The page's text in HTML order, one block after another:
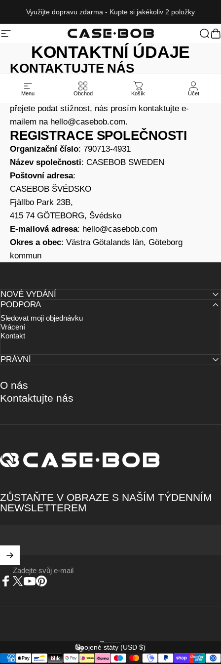
Využijte dopravu zdarma - Kupte si jakékoliv 2 položky
Navigace na webuCASE·BOB
Menu Obchod Košík Účet
KONTAKTNÍ ÚDAJE
KONTAKTUJTE NÁS
Pro více informací o našich zásadách ochrany
soukromí, pokud máte nějaké dotazy, nebo pokud si
přejete podat stížnost, nás prosím kontaktujte e-
mailem na hello@casebob.com.
REGISTRACE SPOLEČNOSTI
Organizační číslo: 790713-4931
Název společnosti: CASEBOB SWEDEN
Poštovní adresa:
CASEBOB ŠVÉDSKO
Fjällbo Park 23B,
415 74 GÖTEBORG, Švédsko
E-mailová adresa: hello@casebob.com
Okres a obec: Västra Götalands län, Göteborg
kommun
NOVÉ VYDÁNÍ
PODPORA
Sledovat moji objednávku
Vrácení
Kontakt
PRÁVNÍ
O nás
Kontaktujte nás
CASE·BOB
ZŮSTAŇTE V OBRAZE S NAŠÍM TÝDENNÍM
NEWSLETTEREM
Zadejte svůj e-mail
Jazyk
Země/region
Spojené státy (USD $)